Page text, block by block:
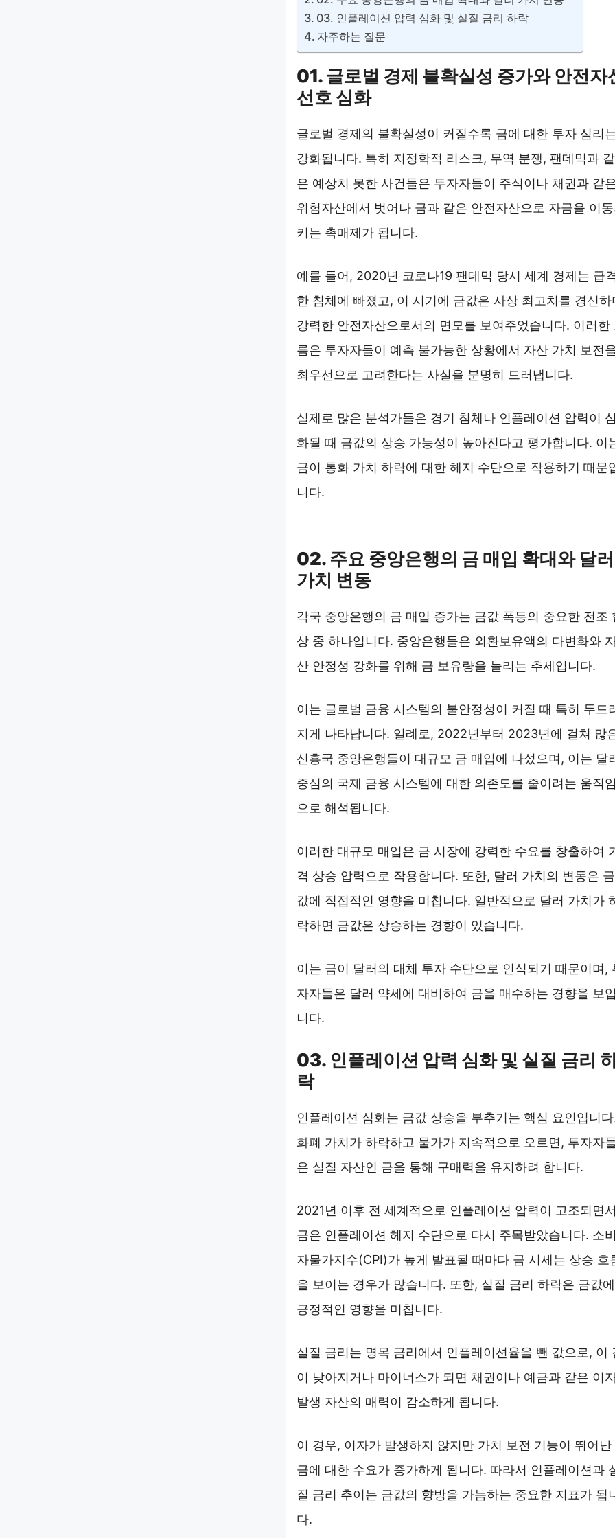
03. 인플레이션 압력 심화 및 실질 금리 하락
자주하는 질문
01. 글로벌 경제 불확실성 증가와 안전자
선호 심화
글로벌 경제의 불확실성이 커질수록 금에 대한 투자 심리
강화됩니다. 특히 지정학적 리스크, 무역 분쟁, 팬데믹과 같
은 예상치 못한 사건들은 투자자들이 주식이나 채권과 같
위험자산에서 벗어나 금과 같은 안전자산으로 자금을 이동
키는 촉매제가 됩니다.
예를 들어, 2020년 코로나19 팬데믹 당시 세계 경제는 급
한 침체에 빠졌고, 이 시기에 금값은 사상 최고치를 경신하
강력한 안전자산으로서의 면모를 보여주었습니다. 이러한
름은 투자자들이 예측 불가능한 상황에서 자산 가치 보전
최우선으로 고려한다는 사실을 분명히 드러냅니다.
실제로 많은 분석가들은 경기 침체나 인플레이션 압력이 심
화될 때 금값의 상승 가능성이 높아진다고 평가합니다. 이
금이 통화 가치 하락에 대한 헤지 수단으로 작용하기 때문
니다.
02. 주요 중앙은행의 금 매입 확대와 달러
가치 변동
각국 중앙은행의 금 매입 증가는 금값 폭등의 중요한 전조
상 중 하나입니다. 중앙은행들은 외환보유액의 다변화와
산 안정성 강화를 위해 금 보유량을 늘리는 추세입니다.
이는 글로벌 금융 시스템의 불안정성이 커질 때 특히 두드
지게 나타납니다. 일례로, 2022년부터 2023년에 걸쳐 많
신흥국 중앙은행들이 대규모 금 매입에 나섰으며, 이는 달
중심의 국제 금융 시스템에 대한 의존도를 줄이려는 움직임
으로 해석됩니다.
이러한 대규모 매입은 금 시장에 강력한 수요를 창출하여
격 상승 압력으로 작용합니다. 또한, 달러 가치의 변동은 금
값에 직접적인 영향을 미칩니다. 일반적으로 달러 가치가
락하면 금값은 상승하는 경향이 있습니다.
이는 금이 달러의 대체 투자 수단으로 인식되기 때문이며,
자자들은 달러 약세에 대비하여 금을 매수하는 경향을 보입
니다.
03. 인플레이션 압력 심화 및 실질 금리
락
인플레이션 심화는 금값 상승을 부추기는 핵심 요인입니
화폐 가치가 하락하고 물가가 지속적으로 오르면, 투자자
은 실질 자산인 금을 통해 구매력을 유지하려 합니다.
2021년 이후 전 세계적으로 인플레이션 압력이 고조되면
금은 인플레이션 헤지 수단으로 다시 주목받았습니다. 소비
자물가지수(CPI)가 높게 발표될 때마다 금 시세는 상승 흐
을 보이는 경우가 많습니다. 또한, 실질 금리 하락은 금값에
긍정적인 영향을 미칩니다.
실질 금리는 명목 금리에서 인플레이션율을 뺀 값으로, 이
이 낮아지거나 마이너스가 되면 채권이나 예금과 같은 이
발생 자산의 매력이 감소하게 됩니다.
이 경우, 이자가 발생하지 않지만 가치 보전 기능이 뛰어난
금에 대한 수요가 증가하게 됩니다. 따라서 인플레이션과
질 금리 추이는 금값의 향방을 가늠하는 중요한 지표가 됩
다.